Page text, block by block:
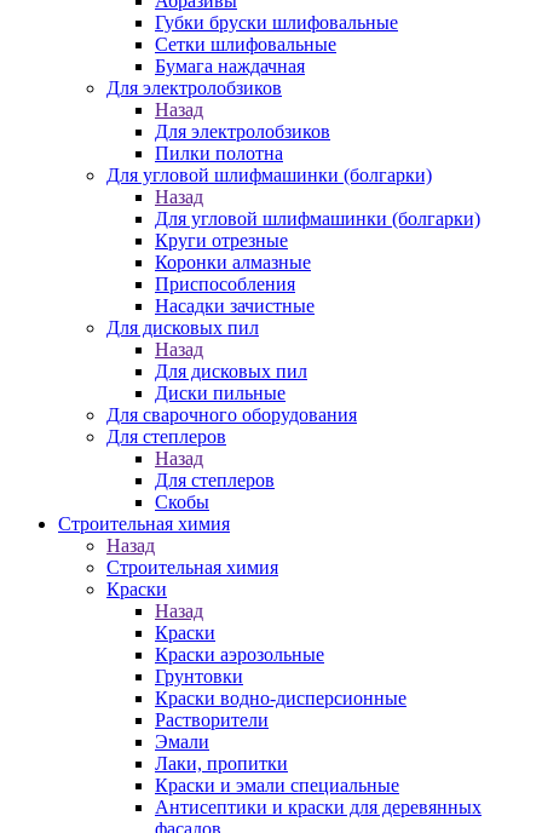
Губки бруски шлифовальные
Сетки шлифовальные
Бумага наждачная
Для электролобзиков
Назад
Для электролобзиков
Пилки полотна
Для угловой шлифмашинки (болгарки)
Назад
Для угловой шлифмашинки (болгарки)
Круги отрезные
Коронки алмазные
Приспособления
Насадки зачистные
Для дисковых пил
Назад
Для дисковых пил
Диски пильные
Для сварочного оборудования
Для степлеров
Назад
Для степлеров
Скобы
Строительная химия
Назад
Строительная химия
Краски
Назад
Краски
Краски аэрозольные
Грунтовки
Краски водно-дисперсионные
Растворители
Эмали
Лаки, пропитки
Краски и эмали специальные
Антисептики и краски для деревянных
фасадов